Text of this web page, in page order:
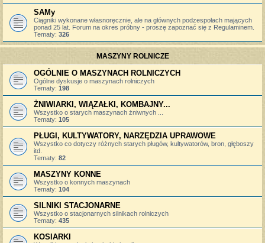
SAMy
Ciągniki wykonane własnoręcznie, ale na głównych podzespołach mających
ponad 25 lat. Forum na okres próbny - proszę zapoznać się z Regulaminem.
Tematy: 326
MASZYNY ROLNICZE
OGÓLNIE O MASZYNACH ROLNICZYCH
Ogólne dyskusje o maszynach rolniczych
Tematy: 198
ŻNIWIARKI, WIĄZAŁKI, KOMBAJNY...
Wszystko o starych maszynach żniwnych ...
Tematy: 105
PŁUGI, KULTYWATORY, NARZĘDZIA UPRAWOWE
Wszystko co dotyczy różnych starych pługów, kultywatorów, bron, głęboszy
itd.
Tematy: 82
MASZYNY KONNE
Wszystko o konnych maszynach
Tematy: 104
SILNIKI STACJONARNE
Wszystko o stacjonarnych silnikach rolniczych
Tematy: 435
KOSIARKI